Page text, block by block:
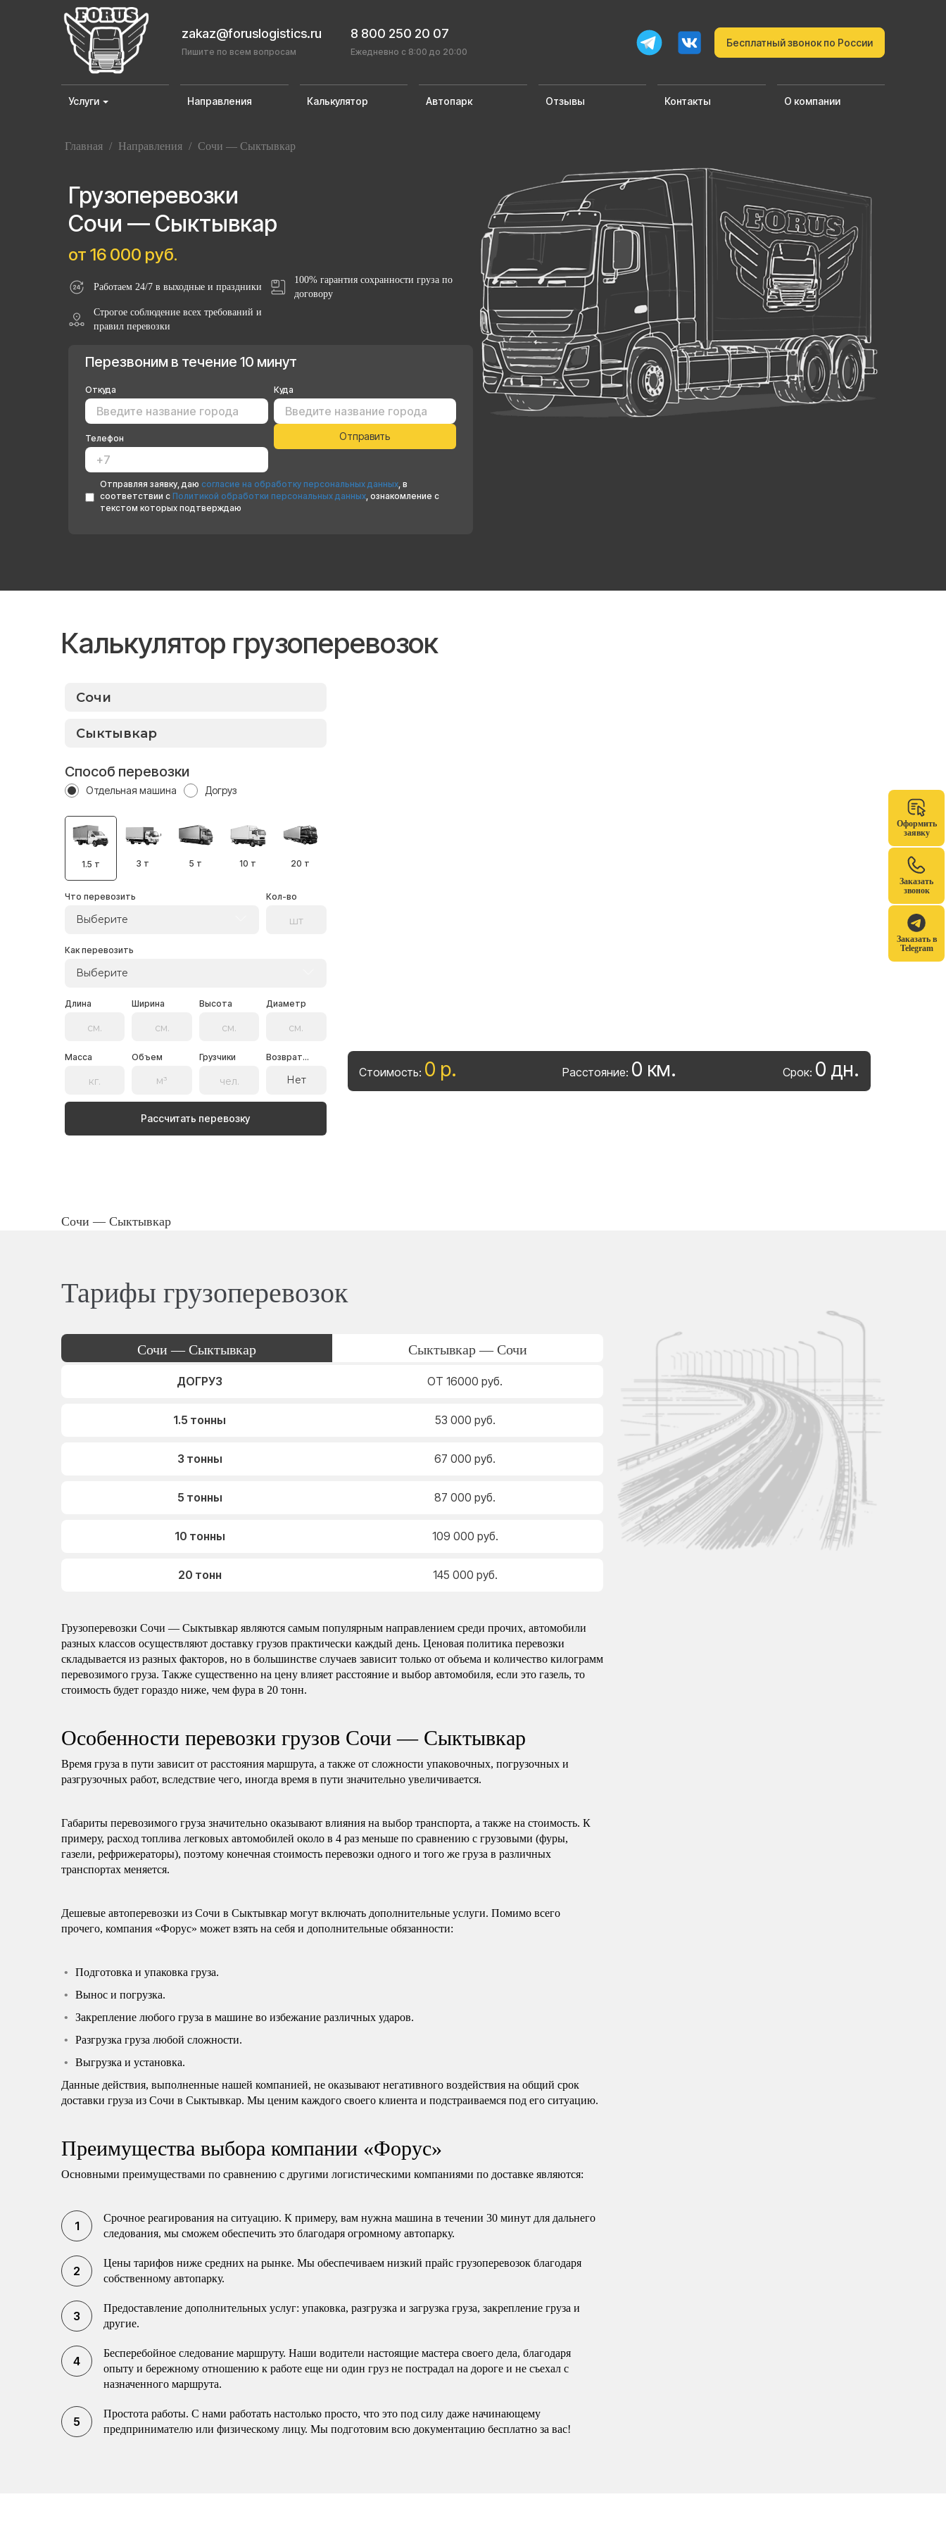
Оформить
заявку
Заказать
звонок
Заказать в
Telegram
zakaz@foruslogistics.ru
Пишите по всем вопросам
8 800 250 20 07
Ежедневно с 8:00 до 20:00
Бесплатный звонок по России
Услуги Направления Калькулятор Автопарк Отзывы Контакты О компании
Главная / Направления / Сочи — Сыктывкар
Грузоперевозки
Сочи — Сыктывкар
от 16 000 руб.
Работаем 24/7 в выходные и праздники
100% гарантия сохранности груза по
договору
Строгое соблюдение всех требований и
правил перевозки
Перезвоним в течение 10 минут
Откуда Куда
Телефон
Отправляя заявку, даю согласие на обработку персональных данных, в
соответствии с Политикой обработки персональных данных, ознакомление с
текстом которых подтверждаю
Калькулятор грузоперевозок
Способ перевозки
Отдельная машина Догруз
1.5 т 3 т 5 т 10 т 20 т
Что перевозить
Выберите
Кол-во
Как перевозить
Выберите
Длина Ширина Высота Диаметр
Масса Объем Грузчики Возврат...
Нет
Рассчитать перевозку
Стоимость: 0 р. Расстояние: 0 км. Срок: 0 дн.
Сочи — Сыктывкар
Тарифы грузоперевозок
Сочи — Сыктывкар Сыктывкар — Сочи
ДОГРУЗ ОТ 16000 руб.
1.5 тонны 53 000 руб.
3 тонны 67 000 руб.
5 тонны 87 000 руб.
10 тонны 109 000 руб.
20 тонн 145 000 руб.
Грузоперевозки Сочи — Сыктывкар являются самым популярным направлением среди прочих, автомобили
разных классов осуществляют доставку грузов практически каждый день. Ценовая политика перевозки
складывается из разных факторов, но в большинстве случаев зависит только от объема и количество килограмм
перевозимого груза. Также существенно на цену влияет расстояние и выбор автомобиля, если это газель, то
стоимость будет гораздо ниже, чем фура в 20 тонн.
Особенности перевозки грузов Сочи — Сыктывкар
Время груза в пути зависит от расстояния маршрута, а также от сложности упаковочных, погрузочных и
разгрузочных работ, вследствие чего, иногда время в пути значительно увеличивается.
Габариты перевозимого груза значительно оказывают влияния на выбор транспорта, а также на стоимость. К
примеру, расход топлива легковых автомобилей около в 4 раз меньше по сравнению с грузовыми (фуры,
газели, рефрижераторы), поэтому конечная стоимость перевозки одного и того же груза в различных
транспортах меняется.
Дешевые автоперевозки из Сочи в Сыктывкар могут включать дополнительные услуги. Помимо всего
прочего, компания «Форус» может взять на себя и дополнительные обязанности:
Подготовка и упаковка груза.
Вынос и погрузка.
Закрепление любого груза в машине во избежание различных ударов.
Разгрузка груза любой сложности.
Выгрузка и установка.
Данные действия, выполненные нашей компанией, не оказывают негативного воздействия на общий срок
доставки груза из Сочи в Сыктывкар. Мы ценим каждого своего клиента и подстраиваемся под его ситуацию.
Преимущества выбора компании «Форус»
Основными преимуществами по сравнению с другими логистическими компаниями по доставке являются:
Срочное реагирования на ситуацию. К примеру, вам нужна машина в течении 30 минут для дальнего
следования, мы сможем обеспечить это благодаря огромному автопарку.
Цены тарифов ниже средних на рынке. Мы обеспечиваем низкий прайс грузоперевозок благодаря
собственному автопарку.
Предоставление дополнительных услуг: упаковка, разгрузка и загрузка груза, закрепление груза и
другие.
Бесперебойное следование маршруту. Наши водители настоящие мастера своего дела, благодаря
опыту и бережному отношению к работе еще ни один груз не пострадал на дороге и не съехал с
назначенного маршрута.
Простота работы. С нами работать настолько просто, что это под силу даже начинающему
предпринимателю или физическому лицу. Мы подготовим всю документацию бесплатно за вас!